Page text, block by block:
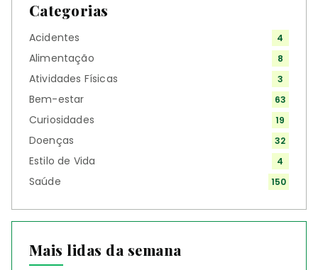
Categorias
Acidentes 4
Alimentação 8
Atividades Físicas 3
Bem-estar 63
Curiosidades 19
Doenças 32
Estilo de Vida 4
Saúde 150
Mais lidas da semana